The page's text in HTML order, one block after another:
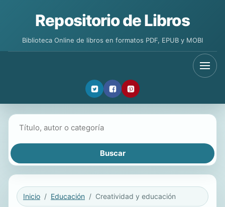
Repositorio de Libros
Biblioteca Online de libros en formatos PDF, EPUB y MOBI
Inicio Educación Creatividad y educación